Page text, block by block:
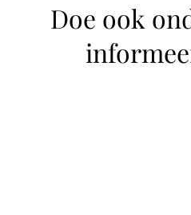
Doe ook